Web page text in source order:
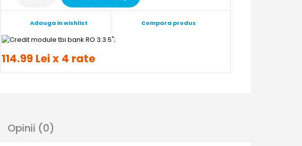
Adauga in wishlist Compara produs
";
114.99 Lei x 4 rate
Opinii (0)